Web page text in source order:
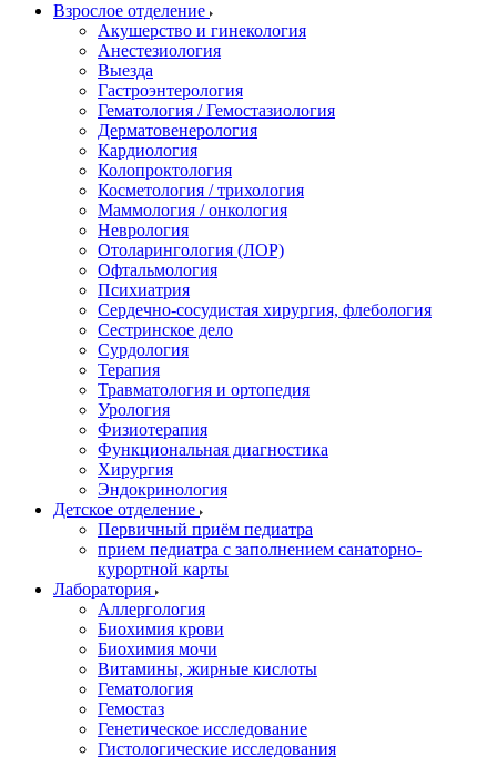
Взрослое отделение
Акушерство и гинекология
Анестезиология
Выезда
Гастроэнтерология
Гематология / Гемостазиология
Дерматовенерология
Кардиология
Колопроктология
Косметология / трихология
Маммология / онкология
Неврология
Отоларингология (ЛОР)
Офтальмология
Психиатрия
Сердечно-сосудистая хирургия, флебология
Сестринское дело
Сурдология
Терапия
Травматология и ортопедия
Урология
Физиотерапия
Функциональная диагностика
Хирургия
Эндокринология
Детское отделение
Первичный приём педиатра
прием педиатра с заполнением санаторно-
курортной карты
Лаборатория
Аллергология
Биохимия крови
Биохимия мочи
Витамины, жирные кислоты
Гематология
Гемостаз
Генетическое исследование
Гистологические исследования